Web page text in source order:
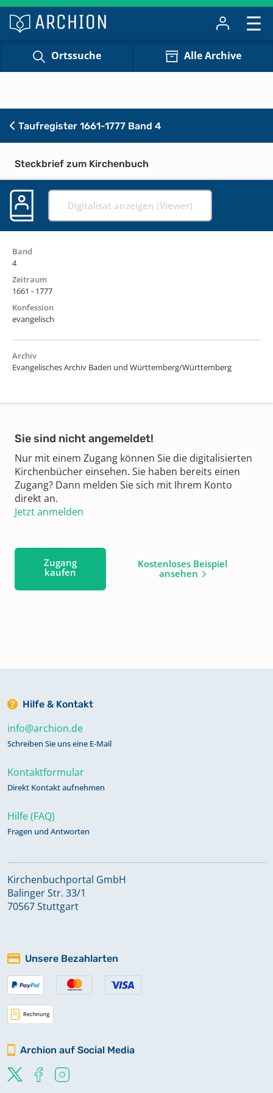
Ortssuche Alle Archive
Taufregister 1661-1777 Band 4
Steckbrief zum Kirchenbuch
Digitalisat anzeigen (Viewer)
Band
4
Zeitraum
1661 - 1777
Konfession
evangelisch
Archiv
Evangelisches Archiv Baden und Württemberg/Württemberg
Sie sind nicht angemeldet!
Nur mit einem Zugang können Sie die digitalisierten
Kirchenbücher einsehen. Sie haben bereits einen
Zugang? Dann melden Sie sich mit Ihrem Konto
direkt an.
Jetzt anmelden
Zugang
kaufen
Kostenloses Beispiel
ansehen
Hilfe & Kontakt
info@archion.de
Schreiben Sie uns eine E-Mail
Kontaktformular
Direkt Kontakt aufnehmen
Hilfe (FAQ)
Fragen und Antworten
Kirchenbuchportal GmbH
Balinger Str. 33/1
70567 Stuttgart
Unsere Bezahlarten
Archion auf Social Media